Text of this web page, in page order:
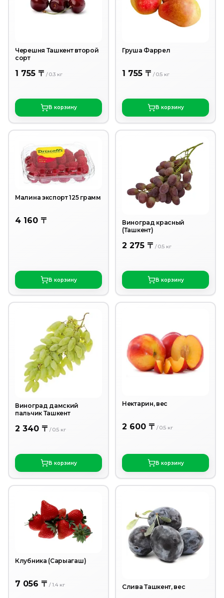
Черешня Ташкент второй
сорт
1 755 〒 /0.3 кг
В корзину
Груша Фаррел
1 755 〒 /0.5 кг
В корзину
Малина экспорт 125 грамм
4 160 〒
В корзину
Виноград красный
(Ташкент)
2 275 〒 /0.5 кг
В корзину
Виноград дамский
пальчик Ташкент
2 340 〒 /0.5 кг
В корзину
Нектарин, вес
2 600 〒 /0.5 кг
В корзину
Клубника (Сарыагаш)
7 056 〒 /1.4 кг Слива Ташкент, вес